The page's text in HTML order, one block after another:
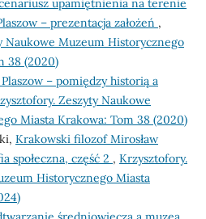
upamiętnienia na terenie
– prezentacja założeń ,
Naukowe Muzeum Historycznego
38 (2020)
– pomiędzy historią a
Zeszyty Naukowe
Miasta Krakowa: Tom 38 (2020)
Krakowski filozof Mirosław
społeczna, część 2 , Krzysztofory.
Historycznego Miasta